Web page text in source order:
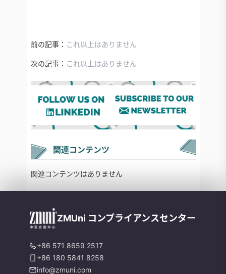
前の記事： これ以上はありません
次の記事： これ以上はありません
関連コンテンツ
関連コンテンツはありません
ZMUni コンプライアンスセンター
+86 571 8659 2517
+86 180 5841 8258
info@zmuni.com